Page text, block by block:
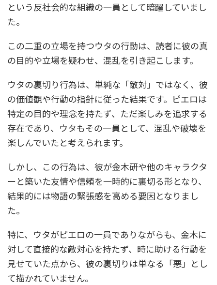
という反社会的な組織の一員として暗躍していまし
た。
この二重の立場を持つウタの行動は、読者に彼の真
の目的や立場を疑わせ、混乱を引き起こします。
ウタの裏切り行為は、単純な「敵対」ではなく、彼
の価値観や行動の指針に従った結果です。ピエロは
特定の目的や理念を持たず、ただ楽しみを追求する
存在であり、ウタもその一員として、混乱や破壊を
楽しんでいたと考えられます。
しかし、この行為は、彼が金木研や他のキャラクタ
ーと築いた友情や信頼を一時的に裏切る形となり、
結果的には物語の緊張感を高める要因となりまし
た。
特に、ウタがピエロの一員でありながらも、金木に
対して直接的な敵対心を持たず、時に助ける行動を
見せていた点から、彼の裏切りは単なる「悪」とし
て描かれていません。